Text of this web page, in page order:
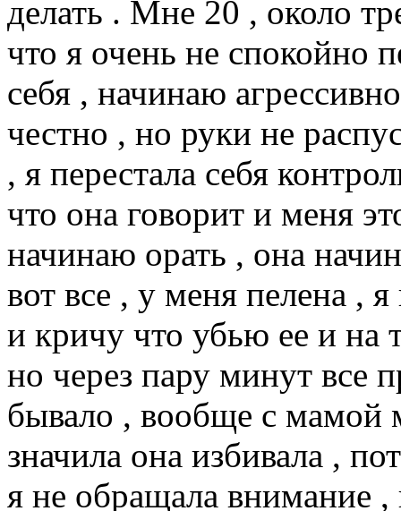
делать . Мне 20 , около
что я очень не спокойно
себя , начинаю
честно , но руки не
, я перестала себя
что она говорит и меня
начинаю орать , она
вот все , у меня пелена ,
и кричу что убью ее и на
но через пару минут все
бывало , вообще с мамой
значила она избивала ,
я не обращала внимание